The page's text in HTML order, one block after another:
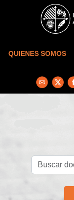
Skip to main content
QUIENES SOMOS